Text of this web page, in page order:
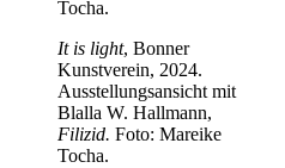
It is light, Bonner
Kunstverein, 2024.
Ausstellungsansicht mit
Blalla W. Hallmann,
Filizid. Foto: Mareike
Tocha.